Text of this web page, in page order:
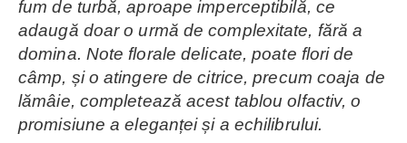
fum de turbă, aproape imperceptibilă, ce
adaugă doar o urmă de complexitate, fără a
domina. Note florale delicate, poate flori de
câmp, și o atingere de citrice, precum coaja de
lămâie, completează acest tablou olfactiv, o
promisiune a eleganței și a echilibrului.